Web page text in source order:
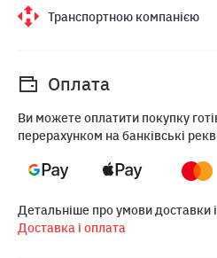
Транспортною компанією
Оплата
Ви можете оплатити покупку
перерахунком на банківські
Детальніше про умови доставки
Доставка і оплата